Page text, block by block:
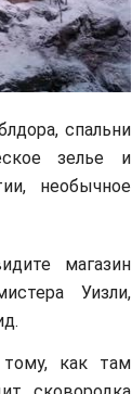
спальни
зелье и
необычное
магазин
Уизли,
как там